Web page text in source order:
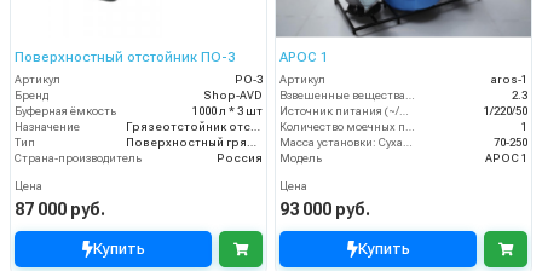
Поверхностный отстойник ПО-3
Артикул
PO-3
Бренд
Shop-AVD
Буферная ёмкость
1000 л * 3 шт
Назначение
Тип
Страна-производитель
Россия
Цена
87 000 руб.
Купить
АРОС 1
Артикул
aros-1
2.3
1/220/50
1
70-250
Модель
АРОС 1
Цена
93 000 руб.
Купить